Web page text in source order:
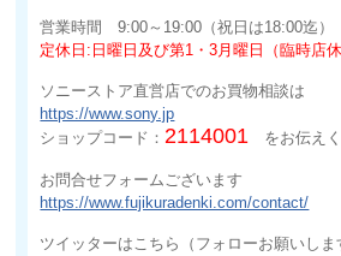
営業時間 9:00～19:00（祝日は18:00迄）
定休日:日曜日及び第1・3月曜日（臨時店休
ソニーストア直営店でのお買物相談は
https://www.sony.jp
ショップコード：2114001 をお伝えく
お問合せフォームございます
https://www.fujikuradenki.com/contact/
ツイッターはこちら（フォローお願いしま